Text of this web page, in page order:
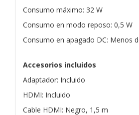
Consumo máximo: 32 W
Consumo en modo reposo: 0,5 W
Consumo en apagado DC: Menos
Accesorios incluidos
Adaptador: Incluido
HDMI: Incluido
Cable HDMI: Negro, 1,5 m